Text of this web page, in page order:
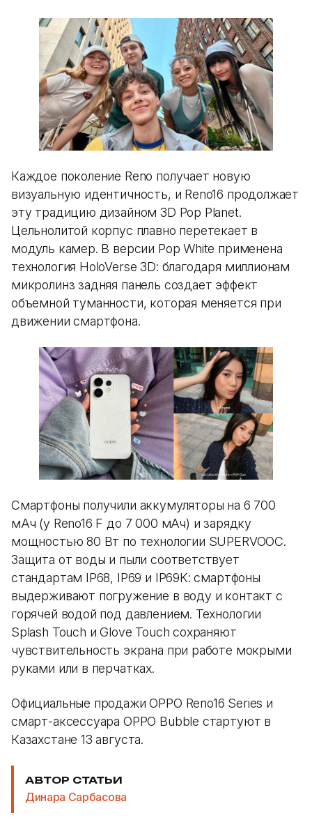
Каждое поколение Reno получает новую
визуальную идентичность, и Reno16 продолжает
эту традицию дизайном 3D Pop Planet.
Цельнолитой корпус плавно перетекает в
модуль камер. В версии Pop White применена
технология HoloVerse 3D: благодаря миллионам
микролинз задняя панель создает эффект
объемной туманности, которая меняется при
движении смартфона.
Смартфоны получили аккумуляторы на 6 700
мАч (у Reno16 F до 7 000 мАч) и зарядку
мощностью 80 Вт по технологии SUPERVOOC.
Защита от воды и пыли соответствует
стандартам IP68, IP69 и IP69K: смартфоны
выдерживают погружение в воду и контакт с
горячей водой под давлением. Технологии
Splash Touch и Glove Touch сохраняют
чувствительность экрана при работе мокрыми
руками или в перчатках.
Официальные продажи OPPO Reno16 Series и
смарт-аксессуара OPPO Bubble стартуют в
Казахстане 13 августа.
АВТОР СТАТЬИ
Динара Сарбасова